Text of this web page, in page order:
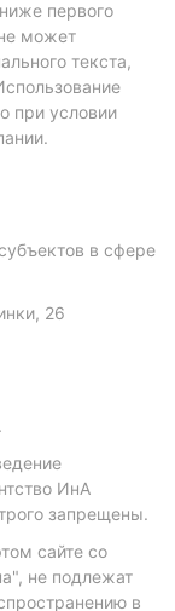
первого
может
текста,
при условии
в сфере
26
ИнА
запрещены.
сайте со
не подлежат
в